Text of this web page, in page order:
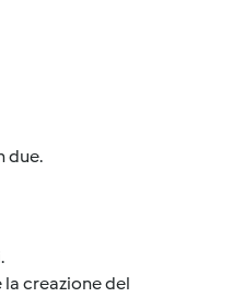
due.
creazione del